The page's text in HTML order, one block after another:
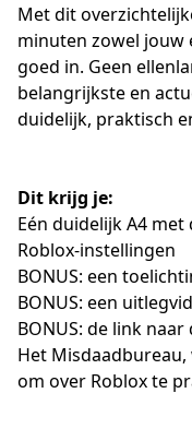
Met dit
minuten zowel jouw
goed in. Geen
belangrijkste en
duidelijk, praktisch
Dit krijg je:
Eén duidelijk A4
Roblox-instellingen
BONUS: een
BONUS: een
BONUS: de link
Het
om over Roblox te